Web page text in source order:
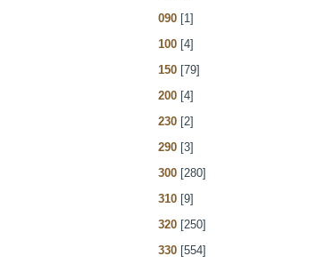
090 [1]
100 [4]
150 [79]
200 [4]
230 [2]
290 [3]
300 [280]
310 [9]
320 [250]
330 [554]